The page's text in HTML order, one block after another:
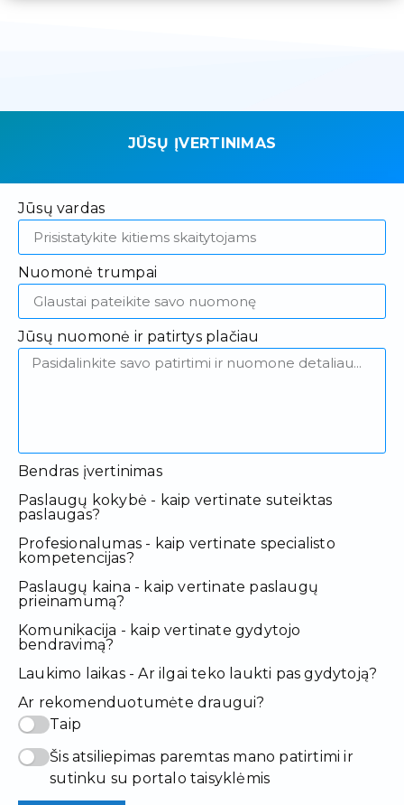
JŪSŲ ĮVERTINIMAS
Jūsų vardas
Nuomonė trumpai
Jūsų nuomonė ir patirtys plačiau
Bendras įvertinimas
Paslaugų kokybė - kaip vertinate suteiktas
paslaugas?
Profesionalumas - kaip vertinate specialisto
kompetencijas?
Paslaugų kaina - kaip vertinate paslaugų
prieinamumą?
Komunikacija - kaip vertinate gydytojo
bendravimą?
Laukimo laikas - Ar ilgai teko laukti pas gydytoją?
Ar rekomenduotumėte draugui?
Taip
Šis atsiliepimas paremtas mano patirtimi ir
sutinku su portalo taisyklėmis